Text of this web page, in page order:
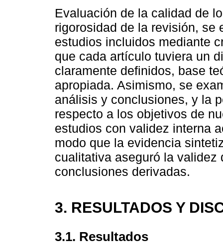
Evaluación de la calidad de
rigorosidad de la revisión, se
estudios incluidos mediante
que cada artículo tuviera un
claramente definidos, base
apropiada. Asimismo, se
análisis y conclusiones, y la
respecto a los objetivos de
estudios con validez interna
modo que la evidencia
cualitativa aseguró la
conclusiones derivadas.
3. RESULTADOS Y
3.1. Resultados